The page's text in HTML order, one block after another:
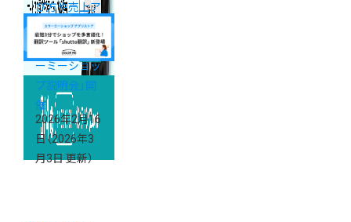
び方や売上ア
ップの基礎が
学べる「カラ
ーミーショッ
プ説明会」開
催
2026年2月16
日 （2026年3
月3日 更新）